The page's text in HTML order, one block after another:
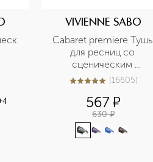
4
VIVIENNE SABO
Cabaret premiere Тушь
для ресниц со
сценическим
эффектом
5из 516605 (16605)
567¤
630 ¤